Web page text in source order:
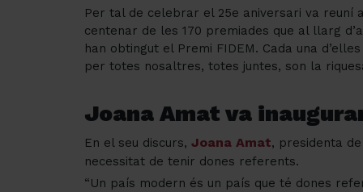
Per tal de celebrar el 25e aniversari va reuní
centenar de les 170 premiades que al llarg
han obtingut el Premi FIDEM. Cada una
per totes nosaltres, totes juntes, son la
Joana Amat va
En el seu discurs, Joana Amat, presidenta de
necessitat de tenir dones referents.
“Un país modern és un país que té dones